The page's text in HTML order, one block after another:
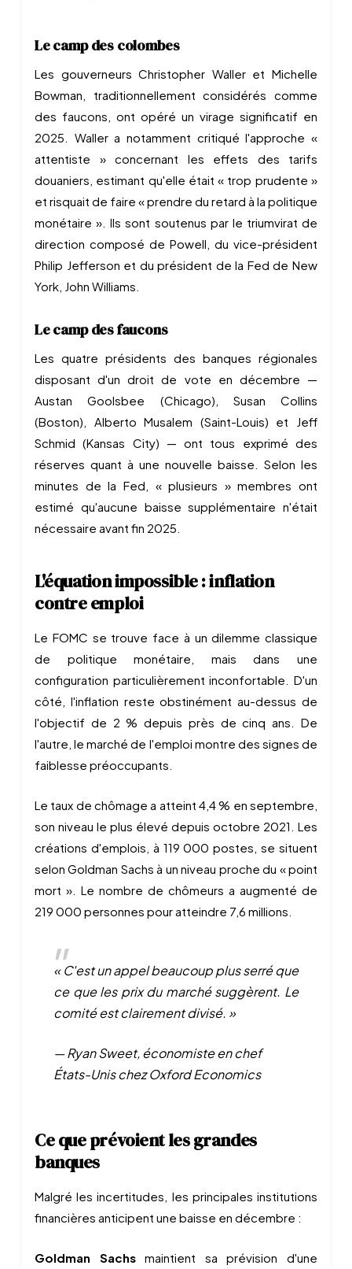
Le camp des colombes
Les gouverneurs Christopher Waller et Michelle
Bowman, traditionnellement considérés comme
des faucons, ont opéré un virage significatif en
2025. Waller a notamment critiqué l'approche «
attentiste » concernant les effets des tarifs
douaniers, estimant qu'elle était « trop prudente »
et risquait de faire « prendre du retard à la politique
monétaire ». Ils sont soutenus par le triumvirat de
direction composé de Powell, du vice-président
Philip Jefferson et du président de la Fed de New
York, John Williams.
Le camp des faucons
Les quatre présidents des banques régionales
disposant d'un droit de vote en décembre —
Austan Goolsbee (Chicago), Susan Collins
(Boston), Alberto Musalem (Saint-Louis) et Jeff
Schmid (Kansas City) — ont tous exprimé des
réserves quant à une nouvelle baisse. Selon les
minutes de la Fed, « plusieurs » membres ont
estimé qu'aucune baisse supplémentaire n'était
nécessaire avant fin 2025.
L'équation impossible : inflation
contre emploi
Le FOMC se trouve face à un dilemme classique
de politique monétaire, mais dans une
configuration particulièrement inconfortable. D'un
côté, l'inflation reste obstinément au-dessus de
l'objectif de 2 % depuis près de cinq ans. De
l'autre, le marché de l'emploi montre des signes de
faiblesse préoccupants.
Le taux de chômage a atteint 4,4 % en septembre,
son niveau le plus élevé depuis octobre 2021. Les
créations d'emplois, à 119 000 postes, se situent
selon Goldman Sachs à un niveau proche du « point
mort ». Le nombre de chômeurs a augmenté de
219 000 personnes pour atteindre 7,6 millions.
« C'est un appel beaucoup plus serré que
ce que les prix du marché suggèrent. Le
comité est clairement divisé. »
— Ryan Sweet, économiste en chef
États-Unis chez Oxford Economics
Ce que prévoient les grandes
banques
Malgré les incertitudes, les principales institutions
financières anticipent une baisse en décembre :
Goldman Sachsmaintient sa prévision d'une